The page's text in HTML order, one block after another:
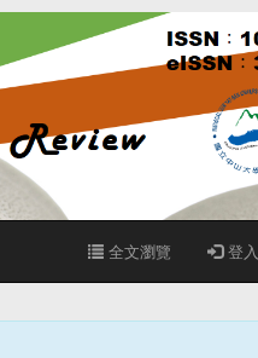
全文瀏覽 登入